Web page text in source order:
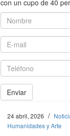
con un cupo de 40
Nombre
E-mail
Teléfono
Enviar
24 abril, 2026 /
Humanidades y Arte